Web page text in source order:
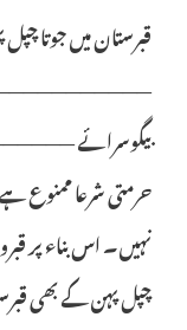
قبرستان میں جوتا
بیگوسرائے
حرمتی شرعا ممنوع
نہیں۔ اس بناء پر
چپل پہن کے بھی